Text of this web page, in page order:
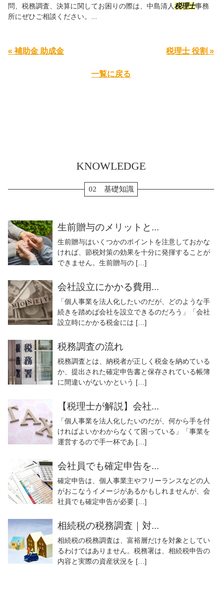
問、税務調査、決算に関してお困りの際は、中島清人税理士事務
所にぜひご相談ください。...
« 補助金 助成金 税理士 役割 »
一覧に戻る
KNOWLEDGE
02 基礎知識
生前贈与のメリットと...
生前贈与はいくつかのポイントを注意しておかな
ければ、節税対策の効果を十分に発揮することが
できません。生前贈与の […]
会社設立にかかる費用...
「個人事業を法人化したいのだが、どのような手
続きを踏めば会社を設立できるのだろう」「会社
設立時にかかる税金には […]
税務調査の流れ
税務調査とは、納税者が正しく税金を納めている
か、提出された確定申告書と保存されている帳簿
に間違いがないかという […]
【税理士が解説】会社...
「個人事業を法人化したいのだが、何から手を付
ければよいかわからなくて困っている」「事業を
運営するので手一杯であ […]
会社員でも確定申告を...
確定申告は、個人事業主やフリーランスなどの人
がおこなうイメージがあるかもしれませんが、会
社員でも確定申告が必要 […]
相続税の税務調査｜対...
相続税の税務調査は、富裕層だけを対象としてい
るわけではありません。税務署は、相続税申告の
内容と実際の資産状況を […]